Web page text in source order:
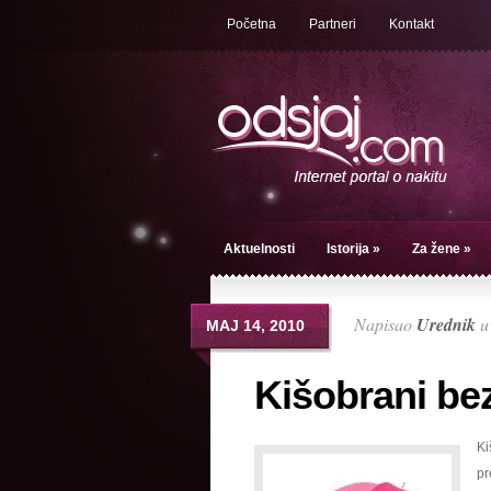
Početna Partneri Kontakt
Aktuelnosti Istorija » Za žene »
МАЈ 14, 2010 Napisao Urednik u
Kišobrani